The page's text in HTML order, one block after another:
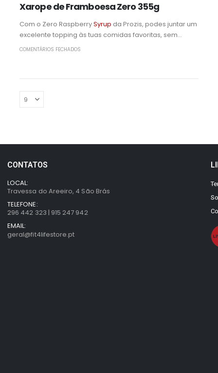
Xarope de Framboesa Zero 355g
Com o Zero RaspberrySyrup da Prozis, podes juntar um
excelente topping às tuas comidas favoritas, sem...
COMENTÁRIOS FECHADOS
CONTATOS
LOCAL:
Travessa do Areeiro, 4 São Brás
TELEFONE:
296 442 323 | 915 247 942
EMAIL:
geral@fit4lifestore.pt